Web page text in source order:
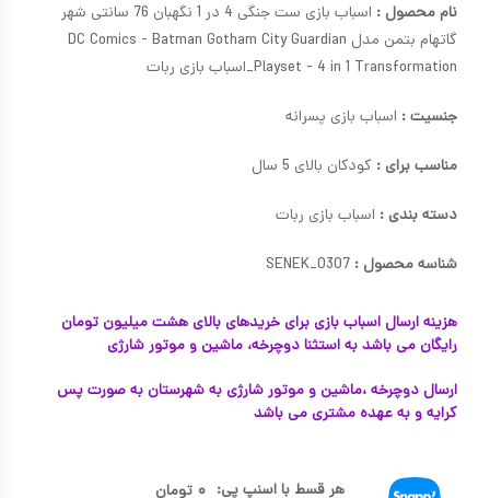
نام محصول :
اسباب بازی ست جنگی 4 در 1 نگهبان 76 سانتی شهر
گاتهام بتمن مدل DC Comics - Batman Gotham City Guardian
Playset - 4 in 1 Transformation_اسباب بازی ربات
جنسیت : اسباب بازی پسرانه
مناسب برای : کودکان بالای 5 سال
دسته بندی : اسباب بازی ربات
شناسه محصول : SENEK_0307
هزینه ارسال اسباب بازی برای خریدهای بالای هشت میلیون تومان
رایگان می باشد به استثنا دوچرخه، ماشین و موتور شارژی
ارسال دوچرخه ،ماشین و موتور شارژی به شهرستان به صورت پس
کرایه و به عهده مشتری می باشد
هر قسط با اسنپ پی: ۰ تومان